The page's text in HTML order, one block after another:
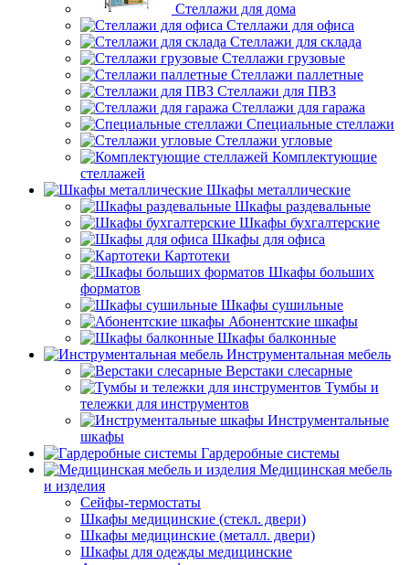
Стеллажи для дома
Стеллажи для офиса
Стеллажи для склада
Стеллажи грузовые
Стеллажи паллетные
Стеллажи для ПВЗ
Стеллажи для гаража
Специальные стеллажи
Стеллажи угловые
Комплектующие
стеллажей
Шкафы металлические
Шкафы раздевальные
Шкафы бухгалтерские
Шкафы для офиса
Картотеки
Шкафы больших
форматов
Шкафы сушильные
Абонентские шкафы
Шкафы балконные
Инструментальная мебель
Верстаки слесарные
Тумбы и
тележки для инструментов
Инструментальные
шкафы
Гардеробные системы
Медицинская мебель
и изделия
Сейфы-термостаты
Шкафы медицинские (стекл. двери)
Шкафы медицинские (металл. двери)
Шкафы для одежды медицинские